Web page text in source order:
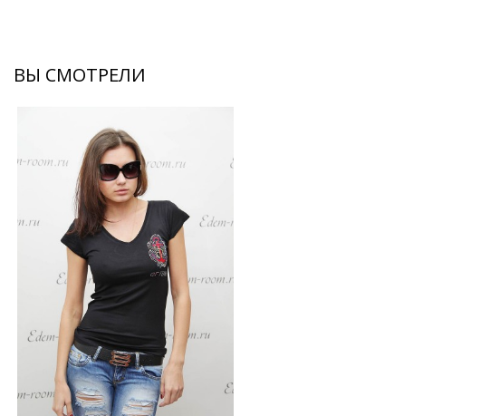
ВЫ СМОТРЕЛИ